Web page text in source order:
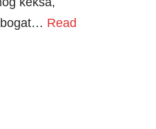
bogat… Read